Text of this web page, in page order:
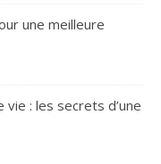
une meilleure
: les secrets d’une